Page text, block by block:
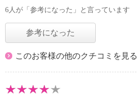
6人が「参考になった」と言っています
参考になった
このお客様の他のクチコミを見る